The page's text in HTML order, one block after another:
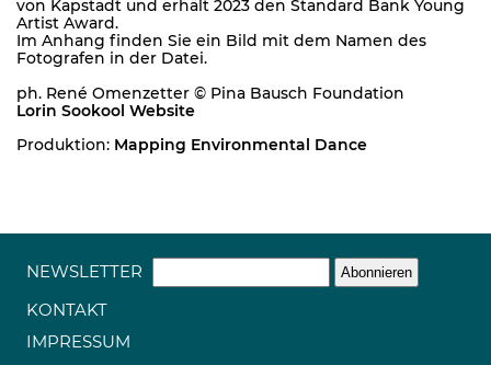
von Kapstadt und erhält 2023 den Standard Bank Young
Artist Award.
Im Anhang finden Sie ein Bild mit dem Namen des
Fotografen in der Datei.
ph. René Omenzetter © Pina Bausch Foundation
Lorin Sookool Website
Produktion: Mapping Environmental Dance
NEWSLETTER
KONTAKT
IMPRESSUM